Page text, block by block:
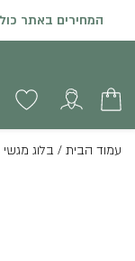
הזמנות און ליין
עמוד הבית / בלוג מגשי